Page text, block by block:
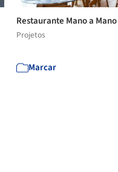
Restaurante Mano a Mano
Projetos
Marcar